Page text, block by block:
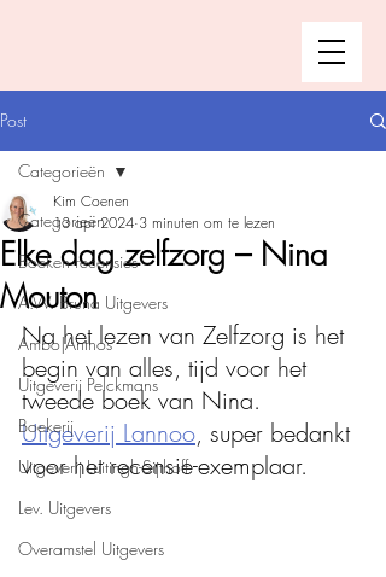
Post
Categorieën
Boeken recensies
A.W. Bruna Uitgevers
Ambo|Anthos
Uitgeverij Pelckmans
Boekerij
Uitgeverij Luitingh-Sijthoff
Lev. Uitgevers
Overamstel Uitgevers
Categorieën
Elke dag zelfzorg – Nina
Mouton
Kim Coenen
13 apr 2024 3 minuten om te lezen
Na het lezen van Zelfzorg is het
begin van alles, tijd voor het
tweede boek van Nina.
Uitgeverij Lannoo, super bedankt
voor het recensie-exemplaar.